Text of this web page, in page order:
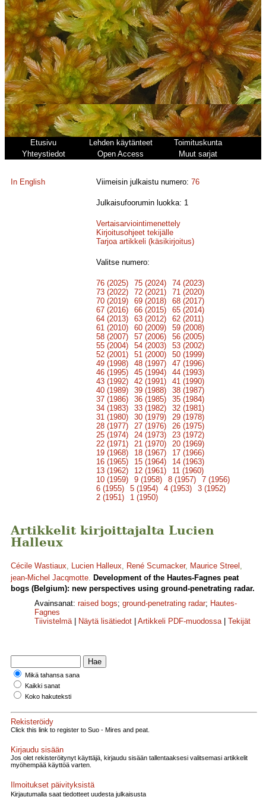
Etusivu Lehden käytänteet
Toimituskunta
Yhteystiedot
Open Access Muut sarjat
In English Viimeisin julkaistu numero:76
Julkaisufoorumin luokka: 1
Vertaisarviointimenettely
Kirjoitusohjeet tekijälle
Tarjoa artikkeli (käsikirjoitus)
Valitse numero:
76 (2025) 75 (2024)
74 (2023)
73 (2022)
72 (2021)
71 (2020)
70 (2019)
69 (2018)
68 (2017)
67 (2016)
66 (2015)
65 (2014)
64 (2013)
63 (2012)
62 (2011)
61 (2010)
60 (2009)
59 (2008)
58 (2007)
57 (2006)
56 (2005)
55 (2004)
54 (2003)
53 (2002)
52 (2001)
51 (2000)
50 (1999)
49 (1998)
48 (1997)
47 (1996)
46 (1995)
45 (1994)
44 (1993)
43 (1992)
42 (1991)
41 (1990)
40 (1989)
39 (1988)
38 (1987)
37 (1986)
36 (1985)
35 (1984)
34 (1983)
33 (1982)
32 (1981)
31 (1980)
30 (1979)
29 (1978)
28 (1977)
27 (1976)
26 (1975)
25 (1974)
24 (1973)
23 (1972)
22 (1971)
21 (1970)
20 (1969)
19 (1968)
18 (1967)
17 (1966)
16 (1965)
15 (1964)
14 (1963)
13 (1962)
12 (1961)
11 (1960)
10 (1959)
9 (1958) 8 (1957)
7 (1956)
6 (1955)
5 (1954) 4 (1953)
3 (1952)
2 (1951)
1 (1950)
Artikkelit kirjoittajalta Lucien
Halleux
Cécile Wastiaux, Lucien Halleux, René Scumacker, Maurice Streel ,
jean-Michel Jacqmotte. Development of the Hautes-Fagnes peat
bogs (Belgium): new perspectives using ground-penetrating radar.
Avainsanat: raised bogs; ground-penetrating radar; Hautes-
Fagnes
Tiivistelmä| Näytä lisätiedot Artikkeli PDF-muodossa| Tekijät
Mikä tahansa sana
Kaikki sanat
Koko hakuteksti
Rekisteröidy
Click this link to register to Suo - Mires and peat.
Kirjaudu sisään
Jos olet rekisteröitynyt käyttäjä, kirjaudu sisään tallentaaksesi valitsemasi artikkelit
myöhempää käyttöä varten.
Ilmoitukset päivityksistä
Kirjautumalla saat tiedotteet uudesta julkaisusta